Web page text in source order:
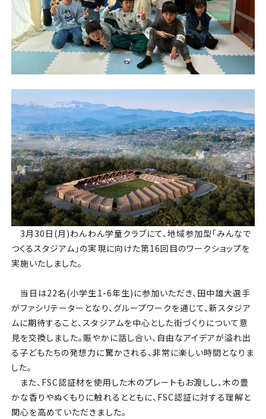
まちづくり
パートナー
NPO
その他
3月30日(月)わんわん学童クラブにて、地域参加型「みんなで
つくるスタジアム」の実現に向けた第16回目のワークショップを
実施いたしました。
当日は22名(小学生1-6年生)に参加いただき、田中雄大選手
がファシリテーターとなり、グループワークを通じて、新スタジア
ムに期待すること、スタジアムを中心とした街づくりについて意
見を交換しました。賑やかに話し合い、自由なアイデアが溢れ出
る子どもたちの発想力に驚かされる、非常に楽しい時間となりま
した。
また、FSC認証材を使用した木のプレートもお渡しし、木の豊
かな香りやぬくもりに触れるとともに、FSC認証に対する理解と
関心を高めていただきました。